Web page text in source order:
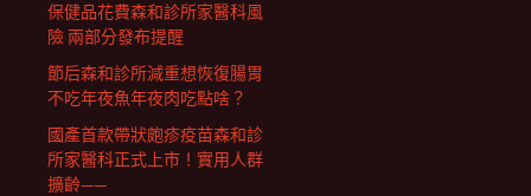
保健品花費森和診所家醫科風
險 兩部分發布提醒
節后森和診所減重想恢復腸胃
不吃年夜魚年夜肉吃點啥？
國產首款帶狀皰疹疫苗森和診
所家醫科正式上市！實用人群
擴齡——